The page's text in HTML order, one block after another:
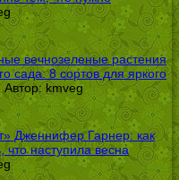
вечнозеленые растения
сада: 8 сортов для яркого
Автор:kmveg
Дженнифер Гарнер: как
что наступила весна